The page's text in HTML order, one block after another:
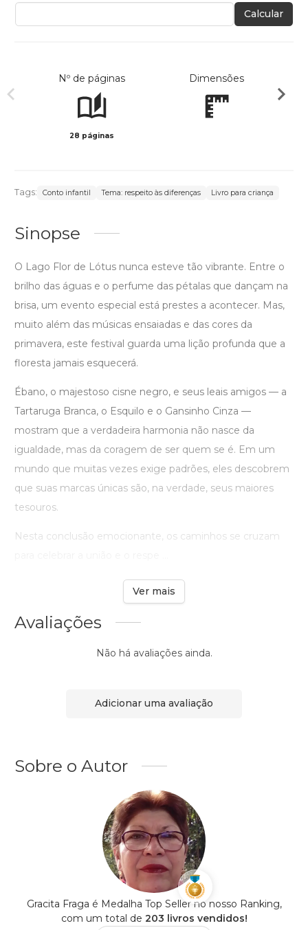
Calcular
Nº de páginas
28 páginas
Dimensões
Tags: Conto infantil Tema: respeito às diferenças Livro para criança
Sinopse
O Lago Flor de Lótus nunca esteve tão vibrante. Entre o
brilho das águas e o perfume das pétalas que dançam na
brisa, um evento especial está prestes a acontecer. Mas,
muito além das músicas ensaiadas e das cores da
primavera, este festival guarda uma lição profunda que a
floresta jamais esquecerá.
Ébano, o majestoso cisne negro, e seus leais amigos — a
Tartaruga Branca, o Esquilo e o Gansinho Cinza —
mostram que a verdadeira harmonia não nasce da
igualdade, mas da coragem de ser quem se é. Em um
mundo que muitas vezes exige padrões, eles descobrem
que suas marcas únicas são, na verdade, seus maiores
tesouros.
Nesta conclusão emocionante, os caminhos se cruzam
Ver mais
Avaliações
Não há avaliações ainda.
Adicionar uma avaliação
Sobre o Autor
Gracita Fraga é Medalha Top Seller no nosso Ranking,
com um total de 203 livros vendidos!